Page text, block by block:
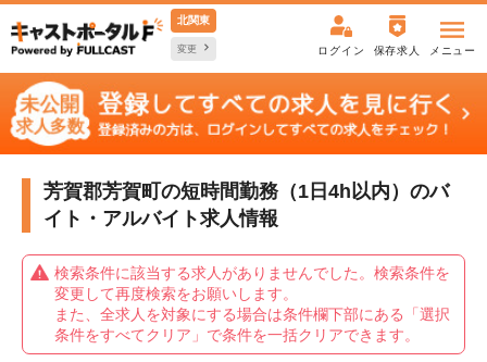
北関東
変更 ログイン 保存求人 メニュー
芳賀郡芳賀町の短時間勤務（1日4h以内）のバ
イト・アルバイト求人情報
検索条件に該当する求人がありませんでした。検索条件を
変更して再度検索をお願いします。
また、全求人を対象にする場合は条件欄下部にある「選択
条件をすべてクリア」で条件を一括クリアできます。